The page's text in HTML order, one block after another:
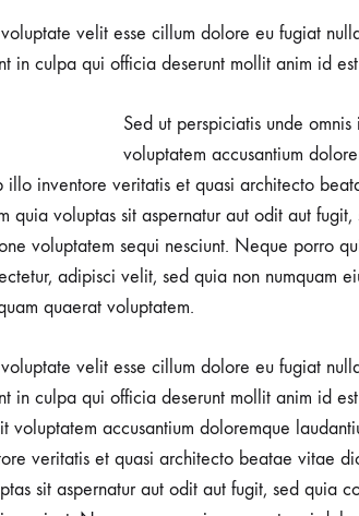
velit esse cillum dolore eu fugiat
in culpa qui officia deserunt mollit anim id
Sed ut perspiciatis unde omnis
voluptatem accusantium
inventore veritatis et quasi architecto
quia voluptas sit aspernatur aut odit aut fugit,
voluptatem sequi nesciunt. Neque porro
adipisci velit, sed quia non numquam
quaerat voluptatem.
velit esse cillum dolore eu fugiat
in culpa qui officia deserunt mollit anim id
voluptatem accusantium doloremque
veritatis et quasi architecto beatae vitae
sit aspernatur aut odit aut fugit, sed quia